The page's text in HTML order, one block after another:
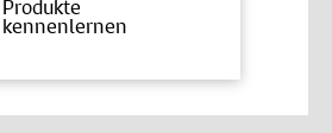
Produkte
kennenlernen